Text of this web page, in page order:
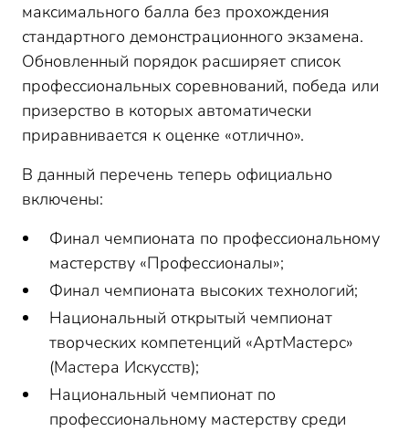
максимального балла без прохождения
стандартного демонстрационного экзамена.
Обновленный порядок расширяет список
профессиональных соревнований, победа или
призерство в которых автоматически
приравнивается к оценке «отлично».
В данный перечень теперь официально
включены:
Финал чемпионата по профессиональному
мастерству «Профессионалы»;
Финал чемпионата высоких технологий;
Национальный открытый чемпионат
творческих компетенций «АртМастерс»
(Мастера Искусств);
Национальный чемпионат по
профессиональному мастерству среди